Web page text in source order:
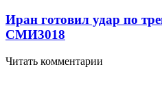
Иран готовил удар по
СМИ3018
Читать комментарии